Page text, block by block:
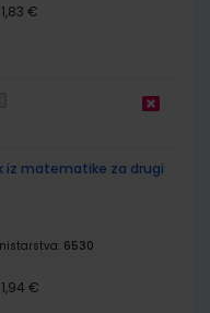
€
iz matematike za drugi
6530
€